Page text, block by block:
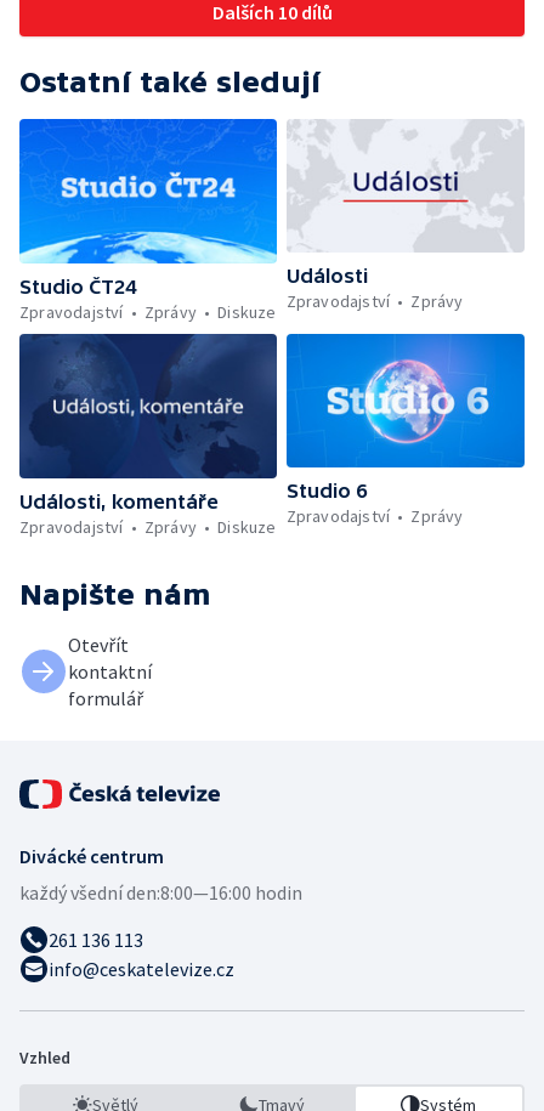
Dalších 10 dílů
Ostatní také sledují
Studio ČT24
Zpravodajství
Zprávy Diskuze
Události
Zpravodajství
Zprávy
Události, komentáře
Zpravodajství
Zprávy Diskuze
Studio 6
Zpravodajství
Zprávy
Napište nám
Otevřít
kontaktní
formulář
Divácké centrum
každý všední den:8:00—16:00 hodin
261 136 113
info@ceskatelevize.cz
Vzhled
Světlý Tmavý Systém